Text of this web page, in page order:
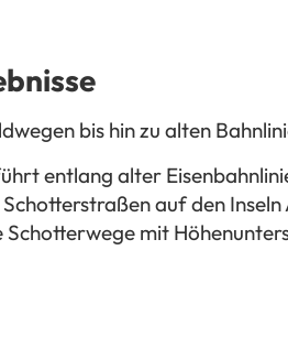
bis hin zu alten
entlang alter
auf den
mit